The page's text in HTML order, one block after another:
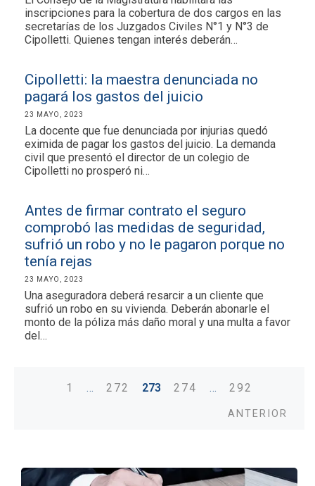
inscripciones para la cobertura de dos cargos en las
secretarías de los Juzgados Civiles N°1 y N°3 de
Cipolletti. Quienes tengan interés deberán…
Cipolletti: la maestra denunciada no
pagará los gastos del juicio
23 MAYO, 2023
La docente que fue denunciada por injurias quedó
eximida de pagar los gastos del juicio. La demanda
civil que presentó el director de un colegio de
Cipolletti no prosperó ni…
Antes de firmar contrato el seguro
comprobó las medidas de seguridad,
sufrió un robo y no le pagaron porque no
tenía rejas
23 MAYO, 2023
Una aseguradora deberá resarcir a un cliente que
sufrió un robo en su vivienda. Deberán abonarle el
monto de la póliza más daño moral y una multa a favor
del…
1 272 273 274
292